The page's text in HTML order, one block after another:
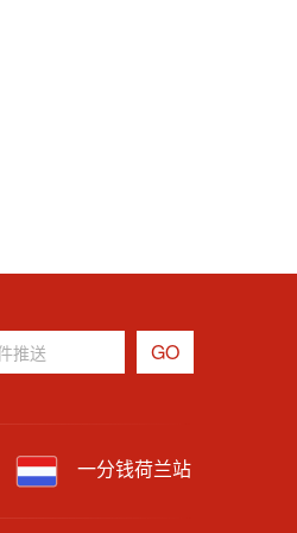
一分钱荷兰站